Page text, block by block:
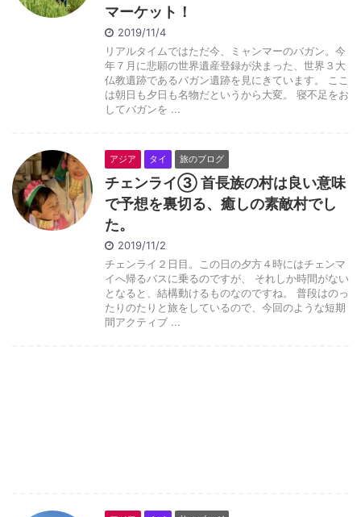
マーケット！
2019/11/4
リアルタイムではただ今、ミャンマーのバガン。今
年７月に悲願の世界遺産登録が決まった、世界３大
仏教遺跡であるバガン遺跡を見にきています。 ここ
は朝日も夕日も名物だというから大変。 寝不足をお
してバガンを ...
アジア タイ 旅のブログ
チェンライ③ 首長族の村は良い意味
で予想を裏切る、癒しの素敵村でし
た。
2019/11/2
チェンライ２日目。この日の夕方４時にはチェンマ
イへ帰るバスに乗るのですが、 それしか時間がない
となると、結構動けるものなのですね。 普段はのっ
たりのたりと旅をしているので、今回のような短期
間アクティブ ...